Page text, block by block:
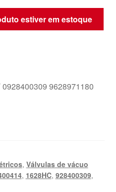
estiver em estoque
9628971180
, Válvulas de vácuo
, 1628HC, 928400309,